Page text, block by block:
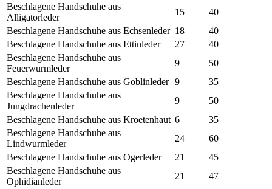
Beschlagene Handschuhe aus
Alligatorleder
15
40
Beschlagene Handschuhe aus Echsenleder 18
40
Beschlagene Handschuhe aus Ettinleder
27
40
Beschlagene Handschuhe aus
Feuerwurmleder
9
50
Beschlagene Handschuhe aus Goblinleder 9
35
Beschlagene Handschuhe aus
Jungdrachenleder
9
50
Beschlagene Handschuhe aus Kroetenhaut 6
35
Beschlagene Handschuhe aus
Lindwurmleder
24
60
Beschlagene Handschuhe aus Ogerleder
21
45
Beschlagene Handschuhe aus
Ophidianleder
21
47